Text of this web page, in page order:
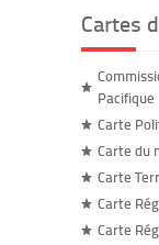
Cartes
Pacifique
Carte
Carte du
Carte
Carte
Carte